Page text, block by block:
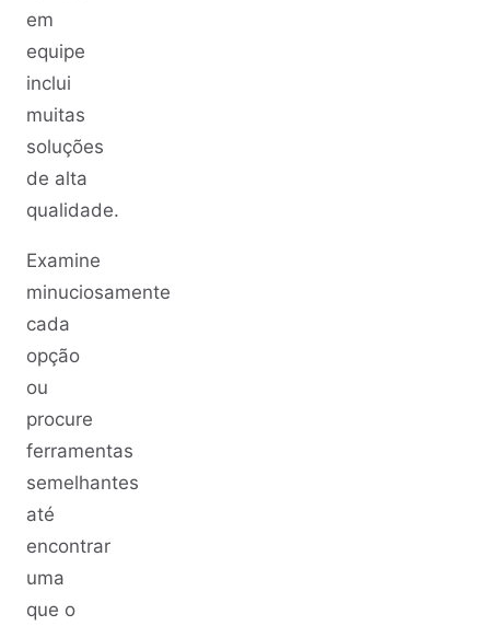
em
equipe
inclui
muitas
soluções
de alta
qualidade.
Examine
minuciosamente
cada
opção
ou
procure
ferramentas
semelhantes
até
encontrar
uma
que o